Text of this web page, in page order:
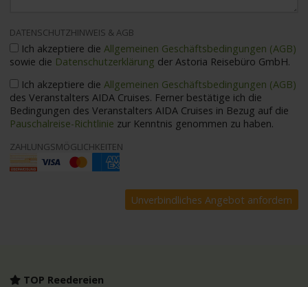
DATENSCHUTZHINWEIS & AGB
Ich akzeptiere die Allgemeinen Geschäftsbedingungen (AGB)
sowie die Datenschutzerklärung der Astoria Reisebüro GmbH.
Ich akzeptiere dieAllgemeinen Geschäftsbedingungen (AGB)
des Veranstalters AIDA Cruises. Ferner bestätige ich die
Bedingungen des Veranstalters AIDA Cruises in Bezug auf die
Pauschalreise-Richtlinie zur Kenntnis genommen zu haben.
ZAHLUNGSMÖGLICHKEITEN
TOP Reedereien